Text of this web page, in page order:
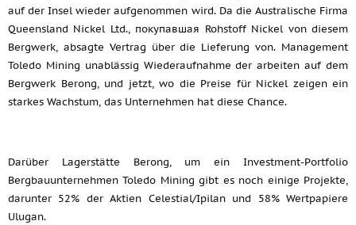
auf der Insel wieder aufgenommen wird. Da die Australische Firma
Queensland Nickel Ltd., покупавшая Rohstoff Nickel von diesem
Bergwerk, absagte Vertrag über die Lieferung von. Management
Toledo Mining unablässig Wiederaufnahme der arbeiten auf dem
Bergwerk Berong, und jetzt, wo die Preise für Nickel zeigen ein
starkes Wachstum, das Unternehmen hat diese Chance.
Darüber Lagerstätte Berong, um ein Investment-Portfolio
Bergbauunternehmen Toledo Mining gibt es noch einige Projekte,
darunter 52% der Aktien Celestial/Ipilan und 58% Wertpapiere
Ulugan.